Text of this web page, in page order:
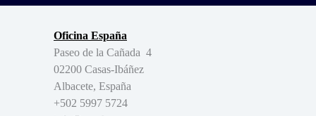
Oficina España
Paseo de la Cañada 4
02200 Casas-Ibáñez
Albacete, España
+502 5997 5724